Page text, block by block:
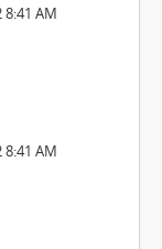
8:41 AM
8:41 AM